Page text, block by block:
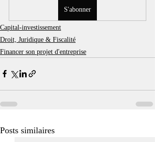
S'abonner
Capital-investissement
Droit, Juridique & Fiscalité
Financer son projet d'entreprise
Posts similaires